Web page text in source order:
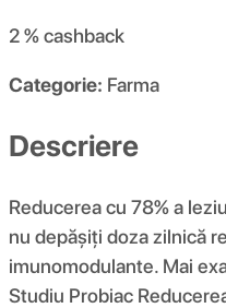
2 %cashback
Categorie: Farma
Descriere
Reducerea cu 78% a
nu depășiți doza zilnică
imunomodulante. Mai
Studiu Probiac